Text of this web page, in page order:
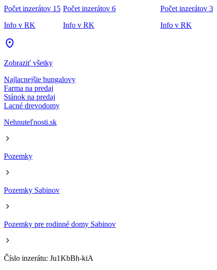
Počet inzerátov 15
Info v RK
Počet inzerátov 6
Info v RK
Počet inzerátov 3
Info v RK
Zobraziť všetky
Najlacnejšie bungalovy
Farma na predaj
Stánok na predaj
Lacné drevodomy
Nehnuteľnosti.sk
Pozemky
Pozemky Sabinov
Pozemky pre rodinné domy Sabinov
Číslo inzerátu: Ju1KbBh-kiA